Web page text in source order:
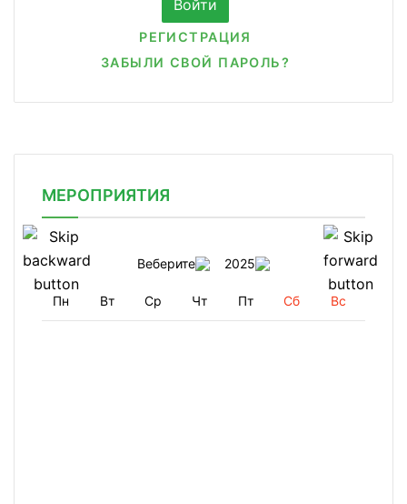
РЕГИСТРАЦИЯ
ЗАБЫЛИ СВОЙ ПАРОЛЬ?
МЕРОПРИЯТИЯ
Веберите 2025
Пн Вт Ср Чт Пт Сб Вс